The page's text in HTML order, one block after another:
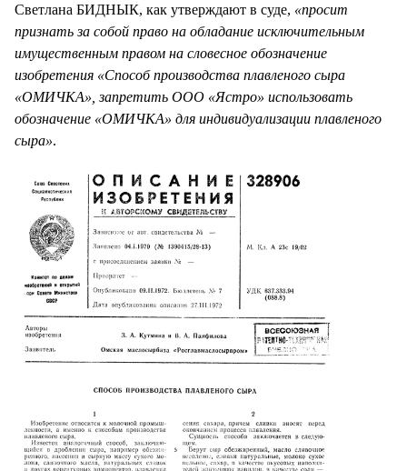
Светлана БИДНЫК, как утверждают в суде, «просит
признать за собой право на обладание исключительным
имущественным правом на словесное обозначение
изобретения «Способ производства плавленого сыра
«ОМИЧКА», запретить ООО «Ястро» использовать
обозначение «ОМИЧКА» для индивидуализации плавленого
сыра».